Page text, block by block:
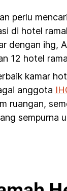
perlu
di hotel
dengan ihg,
12 hotel
kamar
anggota
sempurna